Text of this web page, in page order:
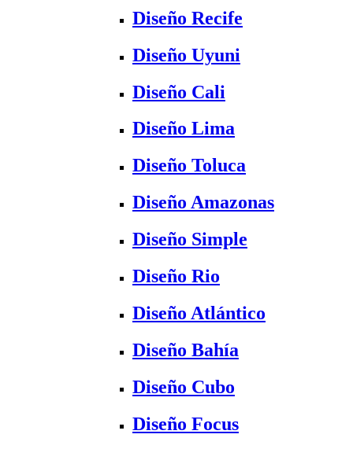
Diseño Recife
Diseño Uyuni
Diseño Cali
Diseño Lima
Diseño Toluca
Diseño Amazonas
Diseño Simple
Diseño Rio
Diseño Atlántico
Diseño Bahía
Diseño Cubo
Diseño Focus